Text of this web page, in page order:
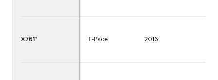
F-Pace 2016
X761*